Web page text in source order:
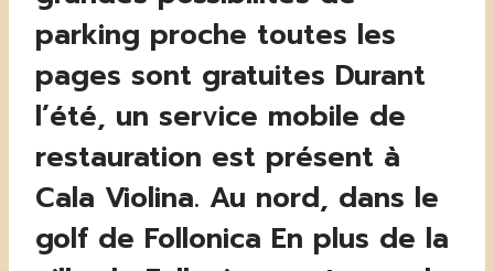
parking proche toutes les
pages sont gratuites Durant
l’été, un service mobile de
restauration est présent à
Cala Violina. Au nord, dans le
golf de Follonica En plus de la